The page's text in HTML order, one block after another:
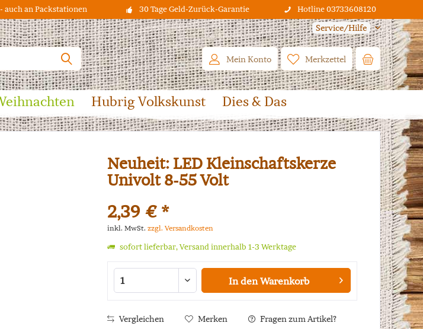
auch an Packstationen 30 Tage Geld-Zurück-Garantie Hotline 03733608120
Service/Hilfe
Merkzettel
Mein Konto
Hubrig Volkskunst Dies & Das
Neuheit: LED Kleinschaftskerze
Univolt 8-55 Volt
2,39 € *
inkl. MwSt. zzgl. Versandkosten
sofort lieferbar, Versand innerhalb 1-3 Werktage
In den Warenkorb
Vergleichen Merken
Fragen zum Artikel?